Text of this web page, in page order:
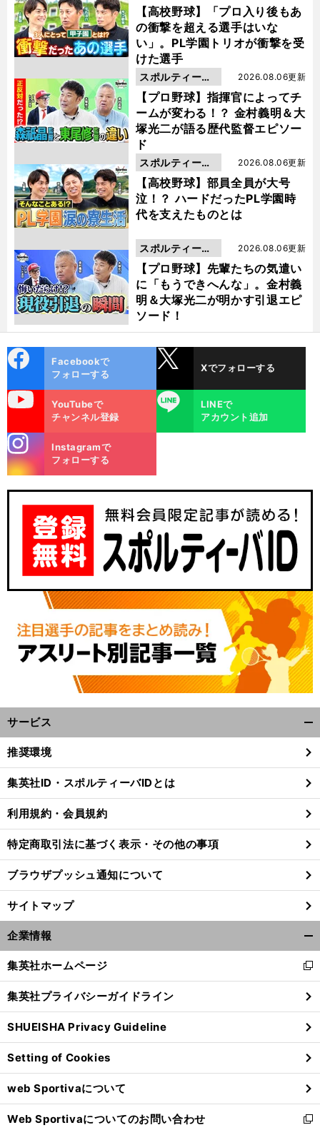
【高校野球】「プロ入り後もあ
の衝撃を超える選手はいな
い」。PL学園トリオが衝撃を受
けた選手
動画
【プロ野球】指揮官によってチ
ームが変わる！？ 金村義明＆大
塚光二が語る歴代監督エピソー
ド
2026.08.06更新
スポルティーバ
動画
【高校野球】部員全員が大号
泣！？ ハードだったPL学園時
代を支えたものとは
2026.08.06更新
スポルティーバ
動画
【プロ野球】先輩たちの気遣い
に「もうできへんな」。金村義
明＆大塚光二が明かす引退エピ
ソード！
2026.08.06更新
スポルティーバ
動画
ok
Facebookで
フォローする
Xでフォローする
YouTubeで
チャンネル登録
LINE
LINEで
アカウント追加
m
Instagramで
フォローする
サービス
閉
る
推奨環境
集英社ID・スポルティーバIDとは
利用規約・会員規約
特定商取引法に基づく表示・その他の事項
ブラウザプッシュ通知について
サイトマップ
企業情報
閉
る
集英社ホームページ
新
し
い
ウ
ィ
ン
ド
ウ
で
開
く
集英社プライバシーガイドライン
SHUEISHA Privacy Guideline
Setting of Cookies
web Sportivaについて
Web Sportivaについてのお問い合わせ
新